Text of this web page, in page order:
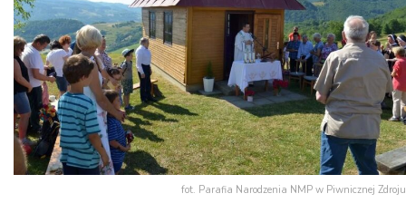
fot. Parafia Narodzenia NMP w Piwnicznej Zdroju